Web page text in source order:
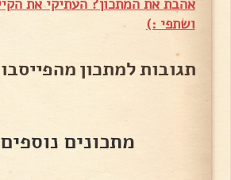
אהבת את המתכון? העתיקי את
ושתפי :)
תגובות למתכון
מתכונים נוספים